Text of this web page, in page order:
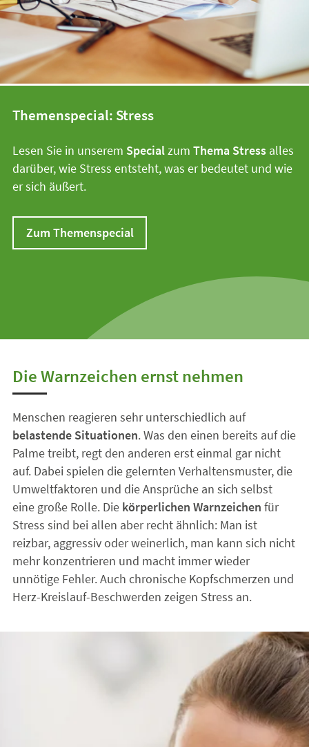
Themenspecial: Stress
Lesen Sie in unserem Specialzum Thema Stressalles
darüber, wie Stress entsteht, was er bedeutet und wie
er sich äußert.
Zum Themenspecial
Die Warnzeichen ernst nehmen
Menschen reagieren sehr unterschiedlich auf
belastende Situationen. Was den einen bereits auf die
Palme treibt, regt den anderen erst einmal gar nicht
auf. Dabei spielen die gelernten Verhaltensmuster, die
Umweltfaktoren und die Ansprüche an sich selbst
eine große Rolle. Die körperlichen Warnzeichen für
Stress sind bei allen aber recht ähnlich: Man ist
reizbar, aggressiv oder weinerlich, man kann sich nicht
mehr konzentrieren und macht immer wieder
unnötige Fehler. Auch chronische Kopfschmerzen und
Herz-Kreislauf-Beschwerden zeigen Stress an.